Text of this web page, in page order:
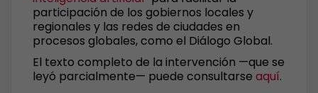
participación de los gobiernos locales y
regionales y las redes de ciudades en
procesos globales, como el Diálogo Global.
El texto completo de la intervención —que se
leyó parcialmente— puede consultarse aquí.